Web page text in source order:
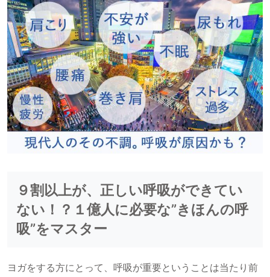
９割以上が、正しい呼吸ができてい
ない！？１億人に必要な”きほんの呼
吸”をマスター
ヨガをする方にとって、呼吸が重要ということは当たり前